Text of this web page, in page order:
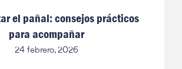
el pañal: consejos prácticos
para acompañar
24 febrero, 2026